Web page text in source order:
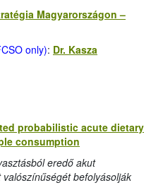
Magyarországon –
only): Dr. Kasza
probabilistic acute dietary
consumption
eredő akut
befolyásolják